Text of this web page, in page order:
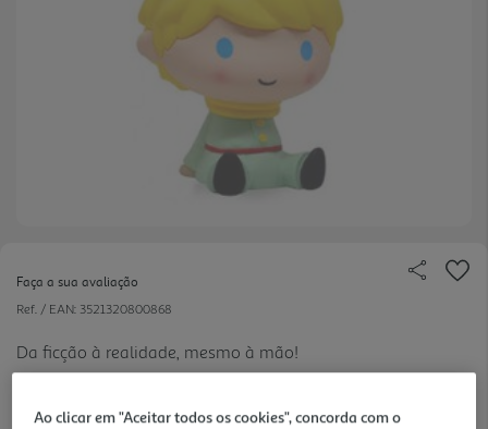
Faça a sua avaliação
Ref. / EAN: 3521320800868
Da ficção à realidade, mesmo à mão!
Ao clicar em "Aceitar todos os cookies", concorda com o